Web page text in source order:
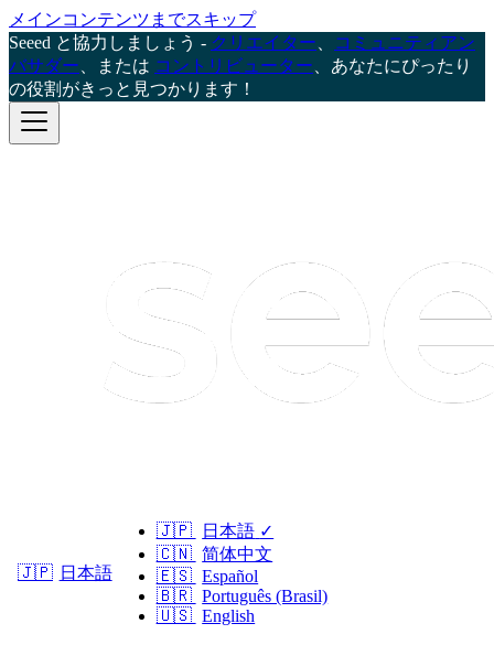
メインコンテンツまでスキップ
Seeed と協力しましょう - クリエイター
コミュニティアン
バサダー 、または コントリビューター 、あなたにぴったり
の役割がきっと見つかります！
🇯🇵 日本語
🇯🇵 日本語 ✓
🇨🇳 简体中文
🇪🇸 Español
🇧🇷 Português (Brasil)
🇺🇸 English